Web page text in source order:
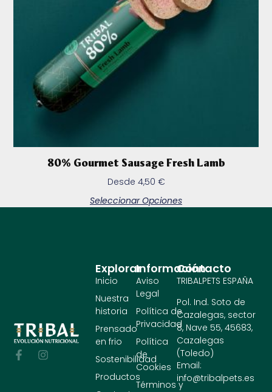
80% Gourmet Sausage Fresh Lamb
Desde 4,50 €
Seleccionar Opciones
Información
Aviso
Legal
Política de
Privacidad
Política
de
Cookies
Términos y
Explorar
Inicio
Nuestra
historia
Prensado
en frio
Sostenibilidad
Productos
Contacto
TRIBALPETS ESPAÑA
Pol. Ind. Soto de
Cazalegas, sector
8, Nave 55, 45683,
Cazalegas
(Toledo)
Email:
info@tribalpets.es